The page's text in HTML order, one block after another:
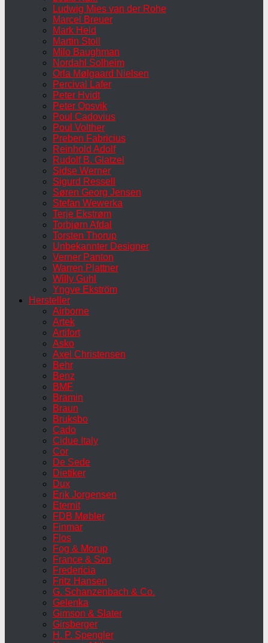
Ludwig Mies van der Rohe
Marcel Breuer
Mark Held
Martin Stoll
Milo Baughman
Nordahl Solheim
Orla Mølgaard Nielsen
Percival Lafer
Peter Hvidt
Peter Opsvik
Poul Cadovius
Poul Volther
Preben Fabricius
Reinhold Adolf
Rudolf B. Glatzel
Sidse Werner
Sigurd Ressell
Søren Georg Jensen
Stefan Wewerka
Terje Ekstrøm
Torbjørn Afdal
Torsten Thorup
Unbekannter Designer
Verner Panton
Warren Plattner
Willy Guhl
Yngve Ekström
Hersteller
Airborne
Artek
Artifort
Asko
Axel Christensen
Behr
Benz
BMF
Bramin
Braun
Bruksbo
Cado
Cidue Italy
Cor
De Sede
Dietiker
Dux
Erik Jorgensen
Eternit
FDB Møbler
Finmar
Flos
Fog & Morup
France & Son
Fredericia
Fritz Hansen
G. Schanzenbach & Co.
Gelenka
Gimson & Slater
Girsberger
H. P. Spengler